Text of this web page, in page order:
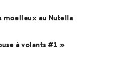
moelleux au Nutella
à volants #1 »